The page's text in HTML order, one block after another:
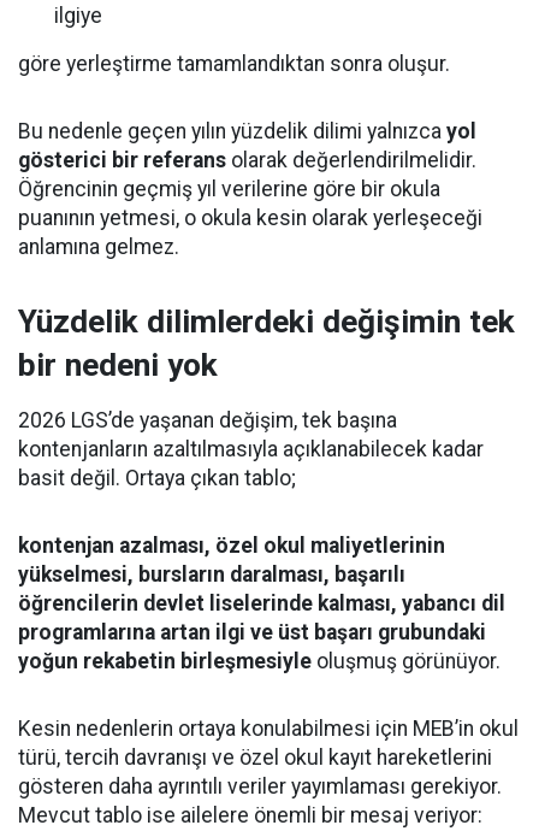
ilgiye
göre yerleştirme tamamlandıktan sonra oluşur.
Bu nedenle geçen yılın yüzdelik dilimi yalnızca yol
gösterici bir referans olarak değerlendirilmelidir.
Öğrencinin geçmiş yıl verilerine göre bir okula
puanının yetmesi, o okula kesin olarak yerleşeceği
anlamına gelmez.
Yüzdelik dilimlerdeki değişimin tek
bir nedeni yok
2026 LGS’de yaşanan değişim, tek başına
kontenjanların azaltılmasıyla açıklanabilecek kadar
basit değil. Ortaya çıkan tablo;
kontenjan azalması, özel okul maliyetlerinin
yükselmesi, bursların daralması, başarılı
öğrencilerin devlet liselerinde kalması, yabancı dil
programlarına artan ilgi ve üst başarı grubundaki
yoğun rekabetin birleşmesiyle oluşmuş görünüyor.
Kesin nedenlerin ortaya konulabilmesi için MEB’in okul
türü, tercih davranışı ve özel okul kayıt hareketlerini
gösteren daha ayrıntılı veriler yayımlaması gerekiyor.
Mevcut tablo ise ailelere önemli bir mesaj veriyor: